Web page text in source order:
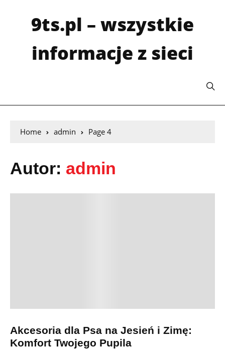
9ts.pl – wszystkie
informacje z sieci
Home admin Page 4
Autor: admin
Akcesoria dla Psa na Jesień i Zimę:
Komfort Twojego Pupila